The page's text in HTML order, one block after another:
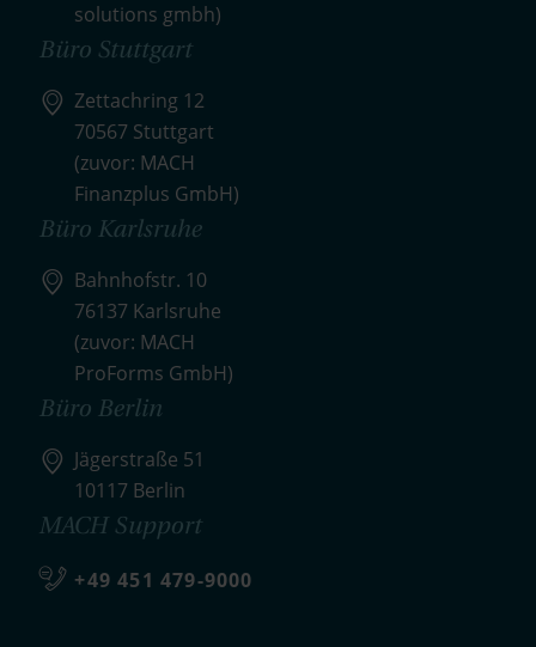
solutions gmbh)
Büro Stuttgart
Zettachring 12
70567 Stuttgart
(zuvor: MACH
Finanzplus GmbH)
Büro Karlsruhe
Bahnhofstr. 10
76137 Karlsruhe
(zuvor: MACH
ProForms GmbH)
Büro Berlin
Jägerstraße 51
10117 Berlin
MACH Support
+49 451 479-9000